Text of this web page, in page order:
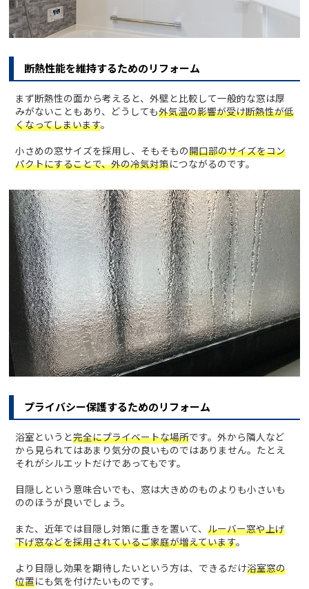
断熱性能を維持するためのリフォーム
まず断熱性の面から考えると、外壁と比較して一般的な窓は厚
みがないこともあり、どうしても外気温の影響が受け断熱性が低
くなってしまいます。
小さめの窓サイズを採用し、そもそもの開口部のサイズをコン
パクトにすることで、外の冷気対策につながるのです。
プライバシー保護するためのリフォーム
浴室というと完全にプライベートな場所です。外から隣人など
から見られてはあまり気分の良いものではありません。たとえ
それがシルエットだけであってもです。
目隠しという意味合いでも、窓は大きめのものよりも小さいも
ののほうが良いでしょう。
また、近年では目隠し対策に重きを置いて、 ルーバー窓や上げ
下げ窓などを採用されているご家庭が増えています。
より目隠し効果を期待したいという方は、できるだけ浴室窓の
位置にも気を付けたいものです。